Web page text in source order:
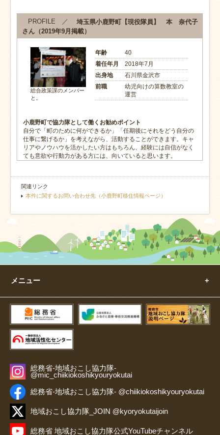
PROFILE ／埼玉県小鹿野町【現役隊員】 本 奈代子
さん（2019年9月掲載）
総合政策課のメンバー
と。
年齢
40
着任年月
2018年7月
出身地
石川県金沢市
前職
幼児向けの算数教室の
運営
小鹿野町で協力隊として働くお勧めポイント
自分で「町のために何ができるか」「任期後にそれをどう自分の
仕事に繋げるか」を考えながら、活動することができます。キャ
リアやノウハウを活かしたい方はもちろん、経験には自信がなく
ても意欲や行動力がある方には、向いていると思います。
関連リンク
本件に関するお問い合わせ先（小鹿野町移住情報ページ）
メニュー
総務省-地域おこし協力隊-
@mic_chiikiokoshikyouryokutai
総務省-地域おこし協力隊- @chiikiokoshikyouryokutai
地域おこし協力隊_JOIN @kyoryokutaijoin
総務省 地域おこし協力隊公式YouTubeチャンネル